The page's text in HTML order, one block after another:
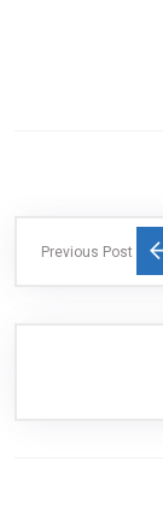
Previous Post